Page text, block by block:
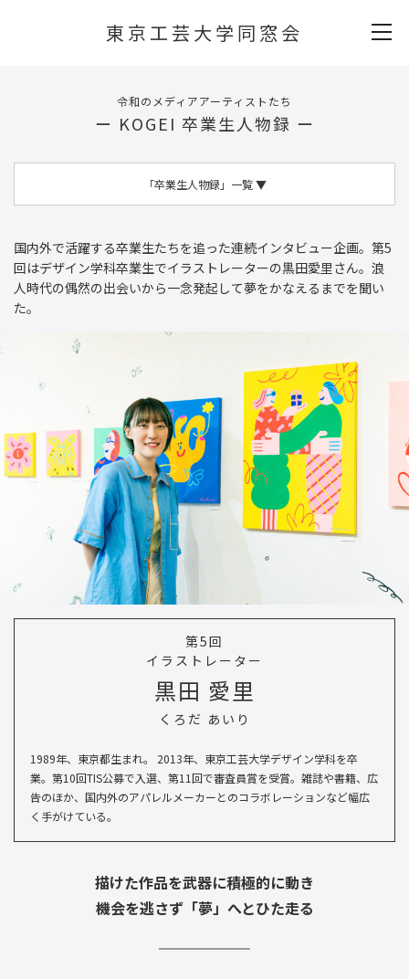
東京工芸大学同窓会
令和のメディアアーティストたち
ー KOGEI 卒業生人物録 ー
「卒業生人物録」一覧▼
国内外で活躍する卒業生たちを追った連続インタビュー企画。第5
回はデザイン学科卒業生でイラストレーターの黒田愛里さん。浪
人時代の偶然の出会いから一念発起して夢をかなえるまでを聞い
た。
第5回
イラストレーター
黒田 愛里
くろだ あいり
1989年、東京都生まれ。 2013年、東京工芸大学デザイン学科を卒
業。第10回TIS公募で入選、第11回で審査員賞を受賞。雑誌や書籍、広
告のほか、国内外のアパレルメーカーとのコラボレーションなど幅広
く手がけている。
描けた作品を武器に積極的に動き
機会を逃さず「夢」へとひた走る